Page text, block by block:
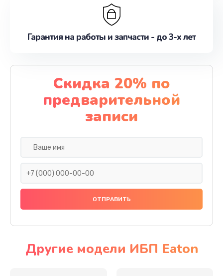
Гарантия на работы и запчасти - до 3-х лет
Скидка 20% по
предварительной
записи
Другие модели ИБП Eaton